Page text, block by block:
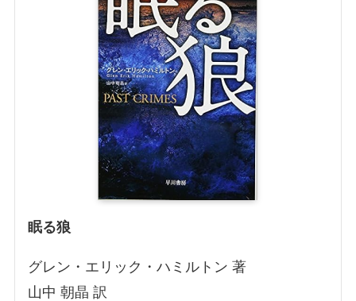
眠る狼
グレン・エリック・ハミルトン 著
山中 朝晶 訳